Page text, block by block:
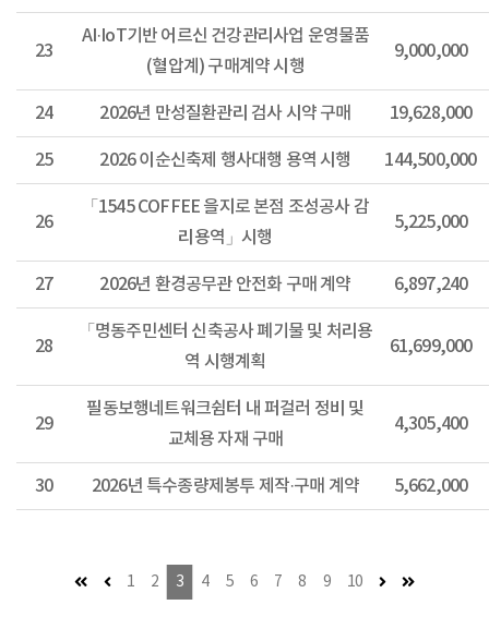
23
AI·IoT기반 어르신 건강관리사업 운영물품
(혈압계) 구매계약 시행
9,000,000
24 2026년 만성질환관리 검사 시약 구매 19,628,000
25 2026 이순신축제 행사대행 용역 시행 144,500,000
26
「1545 COFFEE 을지로 본점 조성공사 감
리용역」시행
5,225,000
27 2026년 환경공무관 안전화 구매 계약 6,897,240
28
「명동주민센터 신축공사 폐기물 및 처리용
역 시행계획
61,699,000
29
필동보행네트워크쉼터 내 퍼걸러 정비 및
교체용 자재 구매
4,305,400
30 2026년 특수종량제봉투 제작·구매 계약 5,662,000
첫 페이지이전 페이지 (이동불가)
1 2 3 4 5 6 7 8 9 10 다음 페이지마지막 페이